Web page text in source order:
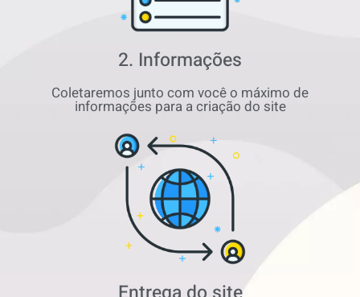
2. Informações
Coletaremos junto com você o máximo de
informações para a criação do site